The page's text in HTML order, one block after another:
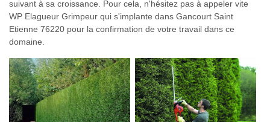
suivant à sa croissance. Pour cela, n'hésitez pas à appeler vite
WP Elagueur Grimpeur qui s'implante dans Gancourt Saint
Etienne 76220 pour la confirmation de votre travail dans ce
domaine.